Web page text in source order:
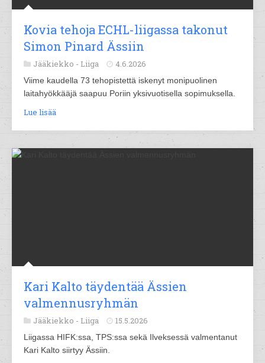
Kovia tehoja ECHL-liigassa takonut
Simon Pinard Ässiin
Jääkiekko - Liiga 4.6.2026
Viime kaudella 73 tehopistettä iskenyt monipuolinen
laitahyökkääjä saapuu Poriin yksivuotisella sopimuksella.
Lue lisää
Kari Kalto täydentää Ässien
valmennusryhmän
Jääkiekko - Liiga 15.5.2026
Liigassa HIFK:ssa, TPS:ssa sekä Ilveksessä valmentanut
Kari Kalto siirtyy Ässiin.